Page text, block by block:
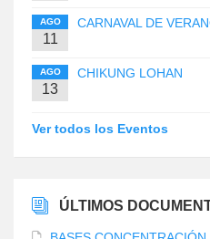
AGO
11
CARNAVAL DE
AGO
13
CHIKUNG LOHAN
Ver todos los Eventos
ÚLTIMOS